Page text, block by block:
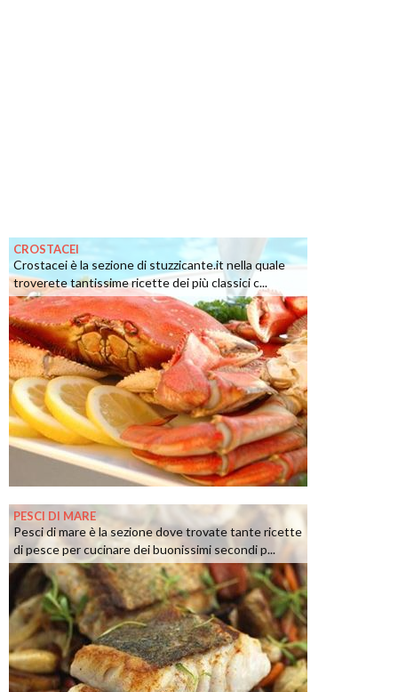
CROSTACEI
Crostacei è la sezione di stuzzicante.it nella quale
troverete tantissime ricette dei più classici c...
PESCI DI MARE
Pesci di mare è la sezione dove trovate tante ricette
di pesce per cucinare dei buonissimi secondi p...